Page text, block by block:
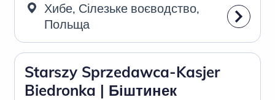
Хибе, Сілезьке воєводство,
Польща
Starszy Sprzedawca-Kasjer
Biedronka | Біштинек